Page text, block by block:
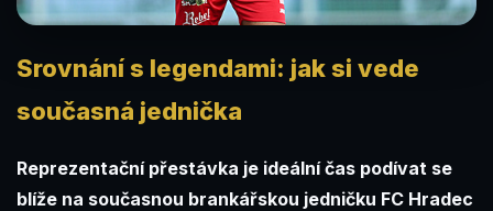
Srovnání s legendami: jak si vede
současná jednička
Reprezentační přestávka je ideální čas podívat se
blíže na současnou brankářskou jedničku FC Hradec